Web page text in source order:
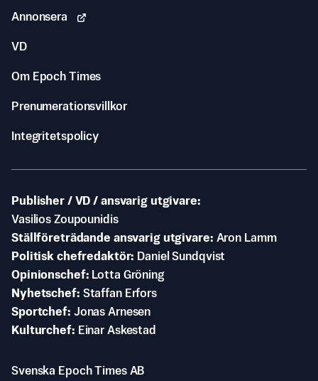
Annonsera
VD
Om Epoch Times
Prenumerationsvillkor
Integritetspolicy
Publisher / VD / ansvarig utgivare
Vasilios Zoupounidis
Ställföreträdande ansvarig utgivare Aron Lamm
Politisk chefredaktör
Daniel Sundqvist
Opinionschef
Lotta Gröning
Nyhetschef Staffan Erfors
Sportchef Jonas Arnesen
Kulturchef
Einar Askestad
Svenska Epoch Times AB